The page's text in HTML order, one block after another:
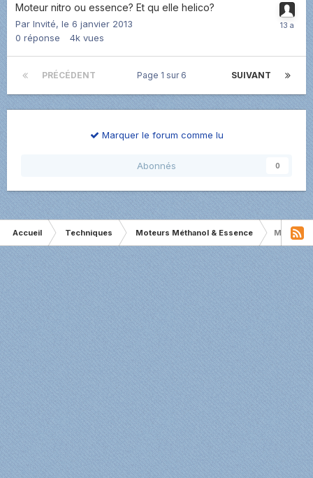
Moteur nitro ou essence? Et qu elle helico?
Par Invité, le 6 janvier 2013
0 réponse 4k vues
PRÉCÉDENT SUIVANT
Page 1 sur 6
Marquer le forum comme lu
Abonnés 0
Accueil Techniques Moteurs Méthanol & Essence Moteurs